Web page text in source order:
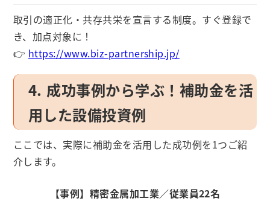
取引の適正化・共存共栄を宣言する制度。すぐ登録で
き、加点対象に！
👉 https://www.biz-partnership.jp/
4. 成功事例から学ぶ！補助金を活
用した設備投資例
ここでは、実際に補助金を活用した成功例を1つご紹
介します。
【事例】精密金属加工業／従業員22名